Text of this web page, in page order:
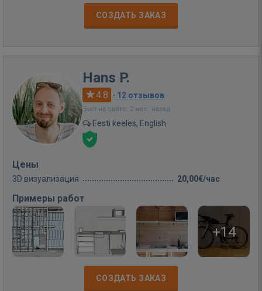
СОЗДАТЬ ЗАКАЗ
Hans P.
4.8 · 12 отзывов
Был на сайте: 2 мес. назад
Eesti keeles, English
Цены
3D визуализация 20,00€/час
Примеры работ
+14
СОЗДАТЬ ЗАКАЗ